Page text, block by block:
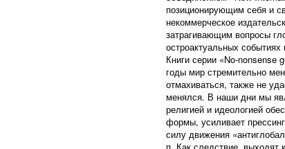
позиционирующим себя и
некоммерческое
затрагивающим вопросы
остроактуальных
Книги серии «No-nonsense
годы мир стремительно
отмахиваться, также не
менялся. В наши дни мы
религией и идеологией
формы, усиливает
силу движения